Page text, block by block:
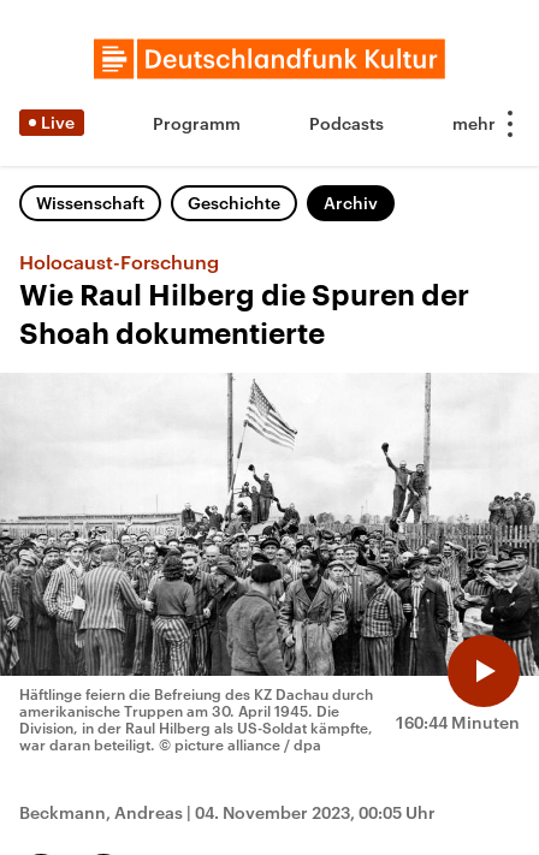
Live Programm Podcasts
Wissenschaft Geschichte Archiv
Holocaust-Forschung
Wie Raul Hilberg die Spuren der
Shoah dokumentierte
160:44 Minuten
Häftlinge feiern die Befreiung des KZ Dachau durch
amerikanische Truppen am 30. April 1945. Die
Division, in der Raul Hilberg als US-Soldat kämpfte,
war daran beteiligt. © picture alliance / dpa
Beckmann, Andreas | 04. November 2023, 00:05 Uhr